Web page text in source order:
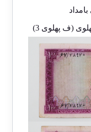
(ف پهلوی 3)